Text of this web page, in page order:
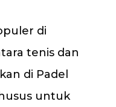
di
tenis dan
di Padel
untuk